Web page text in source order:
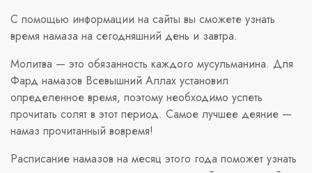
С помощью информации на сайты вы сможете узнать
время намаза на сегодняшний день и завтра.
Молитва — это обязанность каждого мусульманина. Для
Фард намазов Всевышний Аллах установил
определенное время, поэтому необходимо успеть
прочитать солят в этот период. Самое лучшее деяние —
намаз прочитанный вовремя!
Расписание намазов на месяц этого года поможет узнать